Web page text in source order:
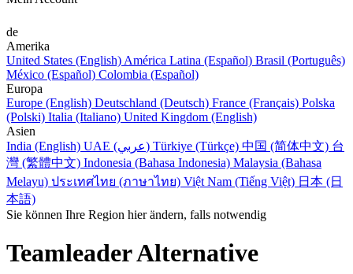
de
Amerika
United States (English) América Latina (Español) Brasil (Português)
México (Español) Colombia (Español)
Europa
Europe (English) Deutschland (Deutsch) France (Français) Polska
(Polski) Italia (Italiano) United Kingdom (English)
Asien
India (English)
UAE (عربي) Türkiye (Türkçe) 中国 (简体中文) 台
灣 (繁體中文) Indonesia (Bahasa Indonesia) Malaysia (Bahasa
Melayu) ประเทศไทย (ภาษาไทย) Việt Nam (Tiếng Việt) 日本 (日
本語)
Sie können Ihre Region hier ändern, falls notwendig
Teamleader Alternative